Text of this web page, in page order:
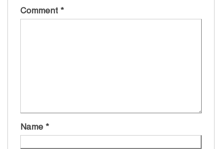
Comment *
Name *